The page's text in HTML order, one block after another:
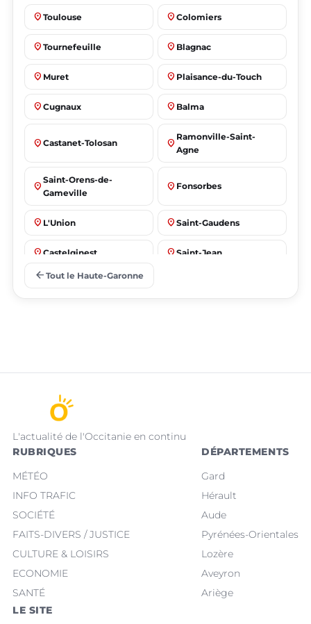
place Toulouse place Colomiers
place Tournefeuille place Blagnac
place Muret place Plaisance-du-Touch
place Cugnaux place Balma
place Castanet-Tolosan place
Ramonville-Saint-
Agne
place
Saint-Orens-de-
Gameville
place Fonsorbes
place L'Union place Saint-Gaudens
place Castelginest place Saint-Jean
place Villeneuve-Tolosane
arrow_back Tout le Haute-Garonne
L'actualité de l'Occitanie en continu
RUBRIQUES
MÉTÉO
INFO TRAFIC
SOCIÉTÉ
FAITS-DIVERS / JUSTICE
CULTURE & LOISIRS
ECONOMIE
SANTÉ
DÉPARTEMENTS
Gard
Hérault
Aude
Pyrénées-Orientales
Lozère
Aveyron
Ariège
LE SITE